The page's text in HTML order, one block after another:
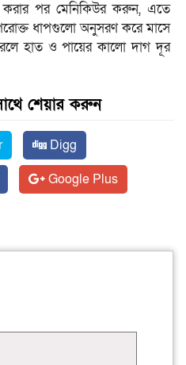
করার পর মেনিকিউর করুন, এতে
ধাপগুলো অনুসরণ করে মাসে
হাত ও পায়ের কালো দাগ দূর
শেয়ার করুন
Digg
Google Plus